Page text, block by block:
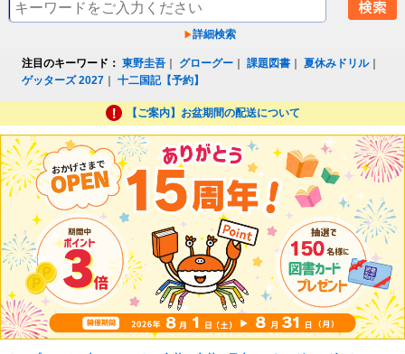
詳細検索
注目のキーワード： 東野圭吾 グローグー ｜課題図書 ｜夏休みドリル｜
ゲッターズ 2027 ｜十二国記【予約】
【ご案内】お盆期間の配送について